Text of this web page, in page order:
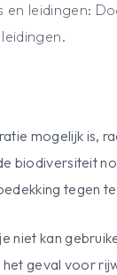
leidingen:
mogelijk is,
biodiversiteit
tegen
niet kan
geval voor